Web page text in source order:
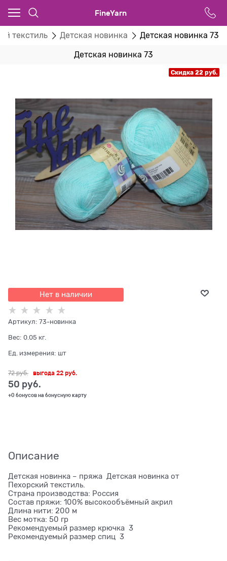
FineYarn
текстиль Детская новинка Детская новинка 73
Детская новинка 73
Скидка 22 руб.
Нет в наличии
Артикул: 73-новинка
Вес: 0.05 кг.
Ед. измерения: шт
72 руб.
50 руб.
выгода22 руб.
+0 бонусов на бонусную карту
Описание
Детская новинка – пряжа Детская новинка от
Пехорский текстиль.
Страна производства: Россия
Состав пряжи: 100% высокообъёмный акрил
Длина нити: 200 м
Вес мотка: 50 гр
Рекомендуемый размер крючка 3
Рекомендуемый размер спиц 3